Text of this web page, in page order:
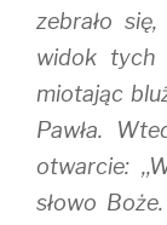
zebrało
widok tych
miotając
Pawła.
otwarcie:
słowo